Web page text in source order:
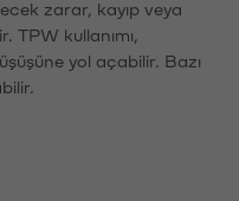
zarar, kayıp veya
TPW kullanımı,
yol açabilir. Bazı